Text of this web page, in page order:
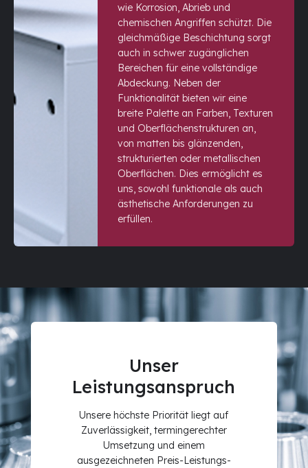
wie Korrosion, Abrieb und
chemischen Angriffen schützt. Die
gleichmäßige Beschichtung sorgt
auch in schwer zugänglichen
Bereichen für eine vollständige
Abdeckung. Neben der
Funktionalität bieten wir eine
breite Palette an Farben, Texturen
und Oberflächenstrukturen an,
von matten bis glänzenden,
strukturierten oder metallischen
Oberflächen. Dies ermöglicht es
uns, sowohl funktionale als auch
ästhetische Anforderungen zu
erfüllen.
Unser
Leistungsanspruch
Unsere höchste Priorität liegt auf
Zuverlässigkeit, termingerechter
Umsetzung und einem
ausgezeichneten Preis-Leistungs-